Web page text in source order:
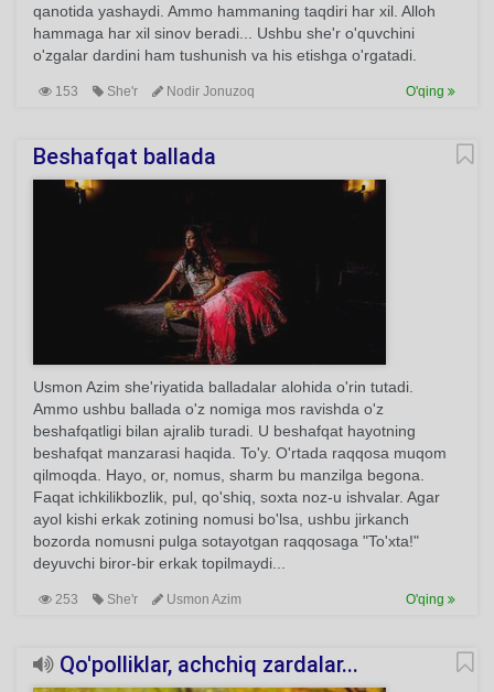
qanotida yashaydi. Ammo hammaning taqdiri har xil. Alloh
hammaga har xil sinov beradi... Ushbu she'r o'quvchini
o'zgalar dardini ham tushunish va his etishga o'rgatadi.
153 She'r Nodir Jonuzoq O'qing
Beshafqat ballada
Usmon Azim she'riyatida balladalar alohida o'rin tutadi.
Ammo ushbu ballada o'z nomiga mos ravishda o'z
beshafqatligi bilan ajralib turadi. U beshafqat hayotning
beshafqat manzarasi haqida. To'y. O'rtada raqqosa muqom
qilmoqda. Hayo, or, nomus, sharm bu manzilga begona.
Faqat ichkilikbozlik, pul, qo'shiq, soxta noz-u ishvalar. Agar
ayol kishi erkak zotining nomusi bo'lsa, ushbu jirkanch
bozorda nomusni pulga sotayotgan raqqosaga "To'xta!"
deyuvchi biror-bir erkak topilmaydi...
253 She'r Usmon Azim O'qing
Qo'polliklar, achchiq zardalar...